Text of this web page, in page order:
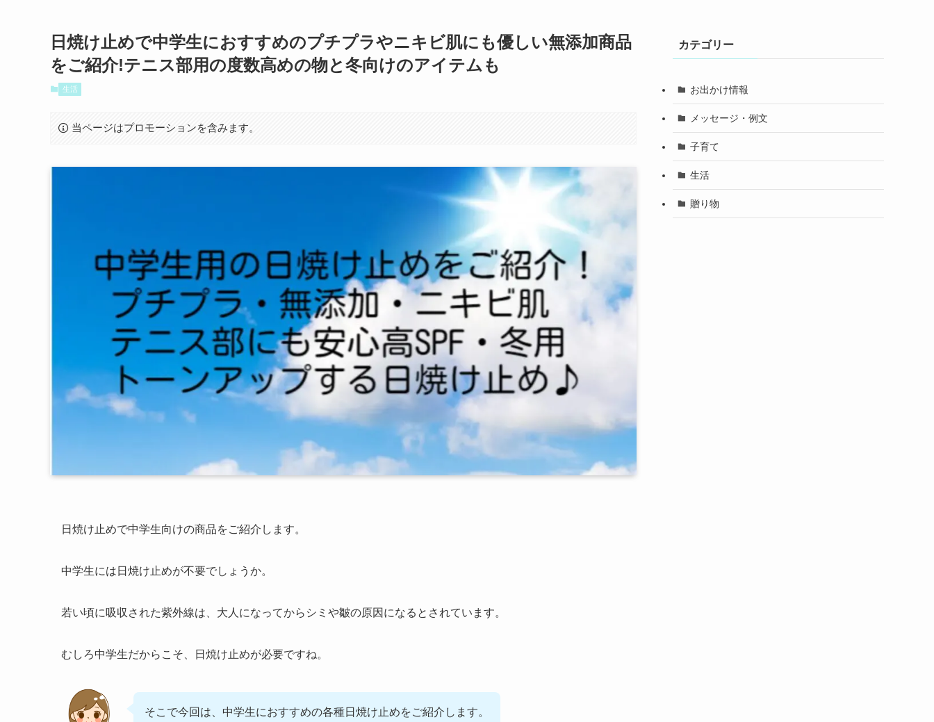
日焼け止めで中学生におすすめのプチプラやニキビ肌にも優しい無添加商品
をご紹介!テニス部用の度数高めの物と冬向けのアイテムも
生活
当ページはプロモーションを含みます。
日焼け止めで中学生向けの商品をご紹介します。
中学生には日焼け止めが不要でしょうか。
若い頃に吸収された紫外線は、大人になってからシミや皺の原因になるとされています。
むしろ中学生だからこそ、日焼け止めが必要ですね。
そこで今回は、中学生におすすめの各種日焼け止めをご紹介します。
カテゴリー
お出かけ情報
メッセージ・例文
子育て
生活
贈り物